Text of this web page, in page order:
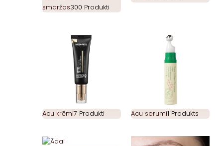
smaržas300 Produkti
Acu krēmi7 Produkti Acu serumi1 Produkts